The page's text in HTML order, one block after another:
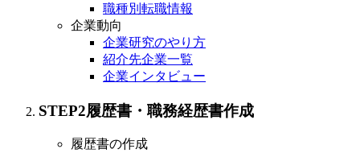
職種別転職情報
企業動向
企業研究のやり方
紹介先企業一覧
企業インタビュー
STEP2履歴書・職務経歴書作成
履歴書の作成